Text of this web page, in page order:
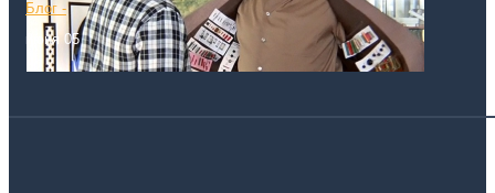
Блог -
июня 05